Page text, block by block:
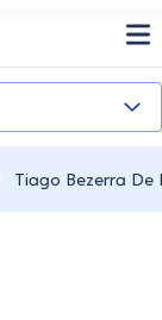
Tiago Bezerra De